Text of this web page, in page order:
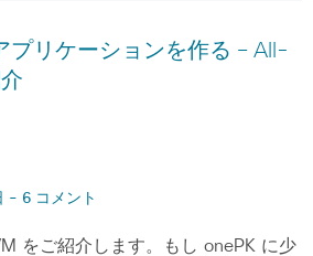
プリケーションを作る – All-
- 6 コメント
をご紹介します。もし onePK に少